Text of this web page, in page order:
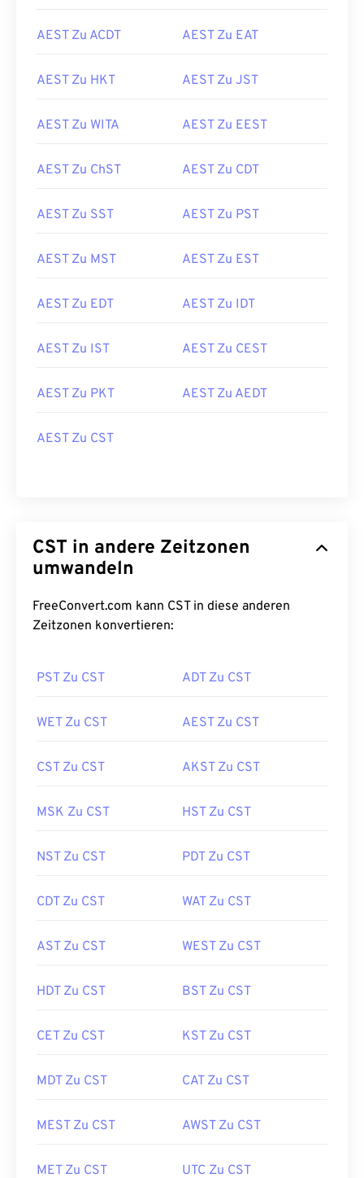
AEST Zu ACDT AEST Zu EAT
AEST Zu HKT AEST Zu JST
AEST Zu WITA AEST Zu EEST
AEST Zu ChST AEST Zu CDT
AEST Zu SST AEST Zu PST
AEST Zu MST AEST Zu EST
AEST Zu EDT AEST Zu IDT
AEST Zu IST AEST Zu CEST
AEST Zu PKT AEST Zu AEDT
AEST Zu CST
CST in andere Zeitzonen
umwandeln
FreeConvert.com kann CST in diese anderen
Zeitzonen konvertieren:
PST Zu CST ADT Zu CST
WET Zu CST AEST Zu CST
CST Zu CST AKST Zu CST
MSK Zu CST HST Zu CST
NST Zu CST PDT Zu CST
CDT Zu CST WAT Zu CST
AST Zu CST WEST Zu CST
HDT Zu CST BST Zu CST
CET Zu CST KST Zu CST
MDT Zu CST CAT Zu CST
MEST Zu CST AWST Zu CST
MET Zu CST UTC Zu CST